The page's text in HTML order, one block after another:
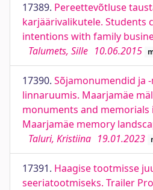
17389. Pereettevõtluse
karjäärivalikutele. Students
intentions with family
Talumets, Sille 10.06.2015
17390. Sõjamonumendid ja
linnaruumis. Maarjamäe
monuments and memorials
Maarjamäe memory
Taluri, Kristiina 19.01.2023
17391. Haagise tootmisse
seeriatootmiseks. Trailer